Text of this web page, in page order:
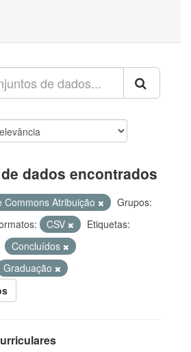
dados encontrados
Commons Atribuição
Grupos:
CSV
Etiquetas:
Concluídos
Graduação